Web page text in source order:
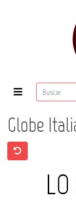
Globe